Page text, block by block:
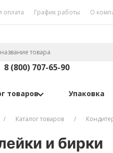
оплата График работы О
8 (800) 707-65-90
товаров Упаковка
Каталог товаров
и бирки